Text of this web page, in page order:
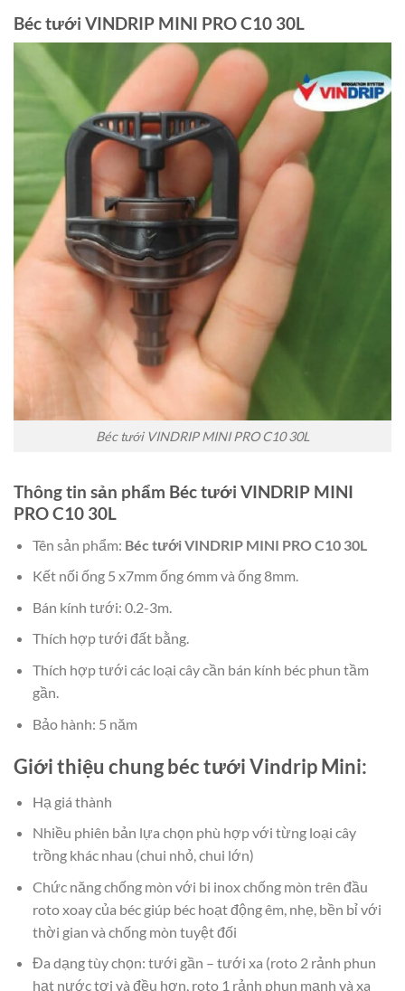
Béc tưới VINDRIP MINI PRO C10 30L
Béc tưới VINDRIP MINI PRO C10 30L
Thông tin sản phẩm Béc tưới VINDRIP MINI
PRO C10 30L
Tên sản phẩm: Béc tưới VINDRIP MINI PRO C10 30L
Kết nối ống 5 x7mm ống 6mm và ống 8mm.
Bán kính tưới: 0.2-3m.
Thích hợp tưới đất bằng.
Thích hợp tưới các loại cây cần bán kính béc phun tầm
gần.
Bảo hành: 5 năm
Giới thiệu chung béc tưới Vindrip Mini:
Hạ giá thành
Nhiều phiên bản lựa chọn phù hợp với từng loại cây
trồng khác nhau (chui nhỏ, chui lớn)
Chức năng chống mòn với bi inox chống mòn trên đầu
roto xoay của béc giúp béc hoạt động êm, nhẹ, bền bỉ với
thời gian và chống mòn tuyệt đối
Đa dạng tùy chọn: tưới gần – tưới xa (roto 2 rảnh phun
hạt nước tơi và đều hơn, roto 1 rảnh phun mạnh và xa